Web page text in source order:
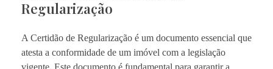
Regularização
A Certidão de Regularização é um documento essencial que
atesta a conformidade de um imóvel com a legislação
vigente. Este documento é fundamental para garantir a